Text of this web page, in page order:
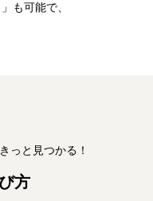
も可能で、
っと見つかる！
方